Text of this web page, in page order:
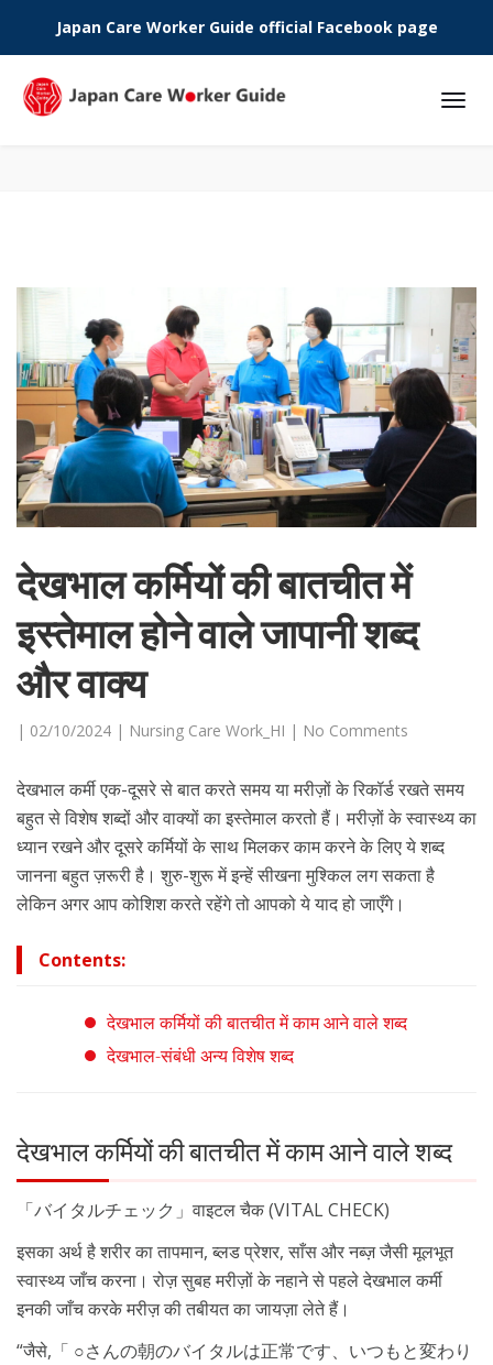
Phone:
Japan Care Worker Guide official Facebook page
देखभाल कर्मियों की बातचीत में
इस्तेमाल होने वाले जापानी शब्द
और वाक्य
| 02/10/2024 | Nursing Care Work_HI | No Comments
देखभाल कर्मी एक-दूसरे से बात करते समय या मरीज़ों के रिकॉर्ड रखते समय
बहुत से विशेष शब्दों और वाक्यों का इस्तेमाल करतो हैं। मरीज़ों के स्वास्थ्य का
ध्यान रखने और दूसरे कर्मियों के साथ मिलकर काम करने के लिए ये शब्द
जानना बहुत ज़रूरी है। शुरु-शुरू में इन्हें सीखना मुश्किल लग सकता है
लेकिन अगर आप कोशिश करते रहेंगे तो आपको ये याद हो जाएँगे।
Contents:
देखभाल कर्मियों की बातचीत में काम आने वाले शब्द
देखभाल-संबंधी अन्य विशेष शब्द
देखभाल कर्मियों की बातचीत में काम आने वाले शब्द
「バイタルチェック」वाइटल चैक (VITAL CHECK)
इसका अर्थ है शरीर का तापमान, ब्लड प्रेशर, साँस और नब्ज़ जैसी मूलभूत
स्वास्थ्य जाँच करना। रोज़ सुबह मरीज़ों के नहाने से पहले देखभाल कर्मी
इनकी जाँच करके मरीज़ की तबीयत का जायज़ा लेते हैं।
“जैसे,「 ○さんの朝のバイタルは正常です、いつもと変わり